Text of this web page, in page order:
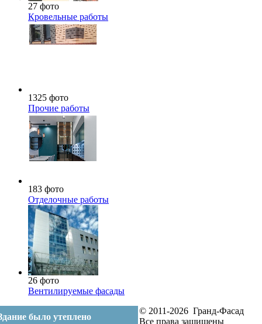
27 фото
Кровельные работы
1325 фото
Прочие работы
183 фото
Отделочные работы
26 фото
Вентилируемые фасады
было утеплено
© 2011-2026 Гранд-Фасад
Все права защищены